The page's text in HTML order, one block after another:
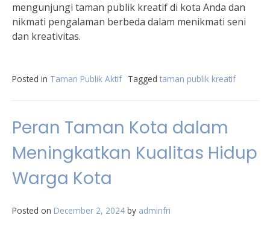
mengunjungi taman publik kreatif di kota Anda dan
nikmati pengalaman berbeda dalam menikmati seni
dan kreativitas.
Posted in Taman Publik Aktif Tagged taman publik kreatif
Peran Taman Kota dalam
Meningkatkan Kualitas Hidup
Warga Kota
Posted on December 2, 2024 by adminfri